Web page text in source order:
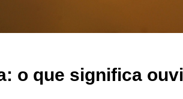
o que significa